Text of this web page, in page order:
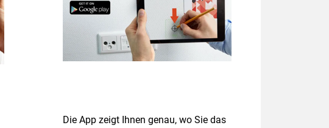
Die App zeigt Ihnen genau, wo Sie das